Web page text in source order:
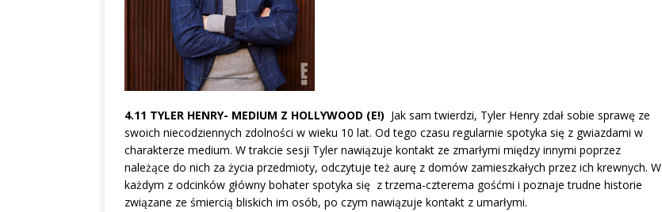
4.11 TYLER HENRY- MEDIUM Z HOLLYWOOD (E!) Jak sam twierdzi, Tyler Henry zdał sobie sprawę ze
swoich niecodziennych zdolności w wieku 10 lat. Od tego czasu regularnie spotyka się z gwiazdami w
charakterze medium. W trakcie sesji Tyler nawiązuje kontakt ze zmarłymi między innymi poprzez
należące do nich za życia przedmioty, odczytuje też aurę z domów zamieszkałych przez ich krewnych. W
każdym z odcinków główny bohater spotyka się z trzema-czterema gośćmi i poznaje trudne historie
związane ze śmiercią bliskich im osób, po czym nawiązuje kontakt z umarłymi.